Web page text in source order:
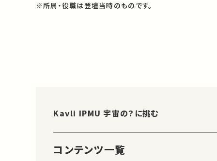
※所属・役職は登壇当時のものです。
Kavli IPMU 宇宙の？に挑む
コンテンツ一覧